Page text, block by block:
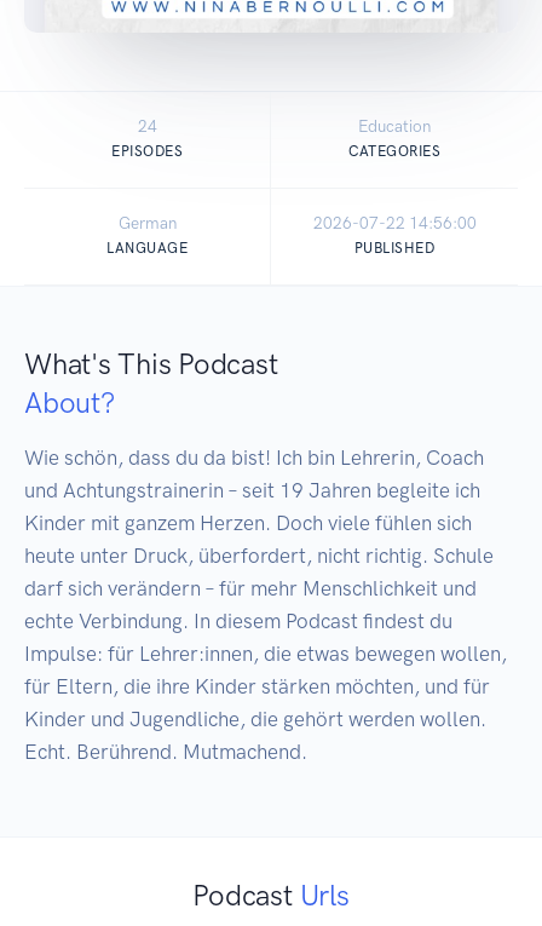
24
EPISODES
Education
CATEGORIES
German
LANGUAGE
2026-07-22 14:56:00
PUBLISHED
What's This Podcast
About?
Wie schön, dass du da bist! Ich bin Lehrerin, Coach
und Achtungstrainerin – seit 19 Jahren begleite ich
Kinder mit ganzem Herzen. Doch viele fühlen sich
heute unter Druck, überfordert, nicht richtig. Schule
darf sich verändern – für mehr Menschlichkeit und
echte Verbindung. In diesem Podcast findest du
Impulse: für Lehrer:innen, die etwas bewegen wollen,
für Eltern, die ihre Kinder stärken möchten, und für
Kinder und Jugendliche, die gehört werden wollen.
Echt. Berührend. Mutmachend.
Podcast Urls